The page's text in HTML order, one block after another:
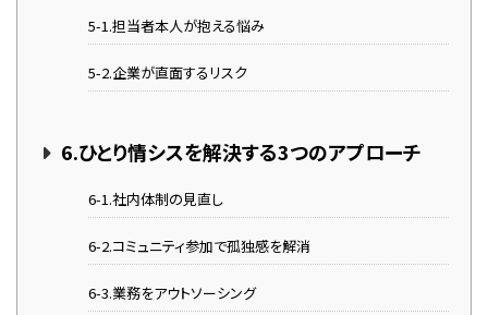
5-1.担当者本人が抱える悩み
5-2.企業が直面するリスク
6.ひとり情シスを解決する3つのアプローチ
6-1.社内体制の見直し
6-2.コミュニティ参加で孤独感を解消
6-3.業務をアウトソーシング